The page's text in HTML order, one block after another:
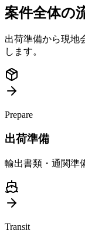
案件全体の
出荷準備から現地
します。
Prepare
出荷準備
輸出書類・通関準
Transit